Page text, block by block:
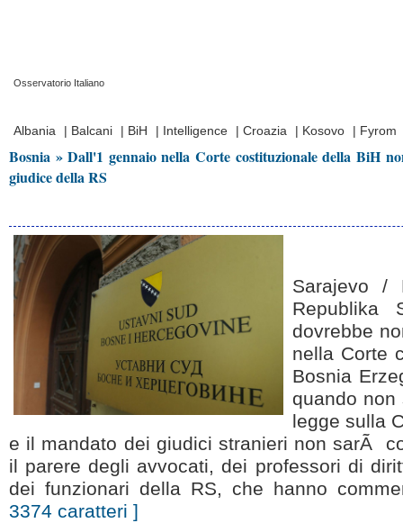
Osservatorio Italiano
Albania
| Balcani | BiH | Intelligence | Croazia | Kosovo | Fyrom
Bosnia » Dall'1 gennaio nella Corte costituzionale della BiH
giudice della RS
Sarajevo /
Republika
dovrebbe
nella Corte
Bosnia
quando
legge sulla
e il mandato dei giudici stranieri non sarÃ
il parere degli avvocati, dei professori di
dei funzionari della RS, che hanno
3374 caratteri ]